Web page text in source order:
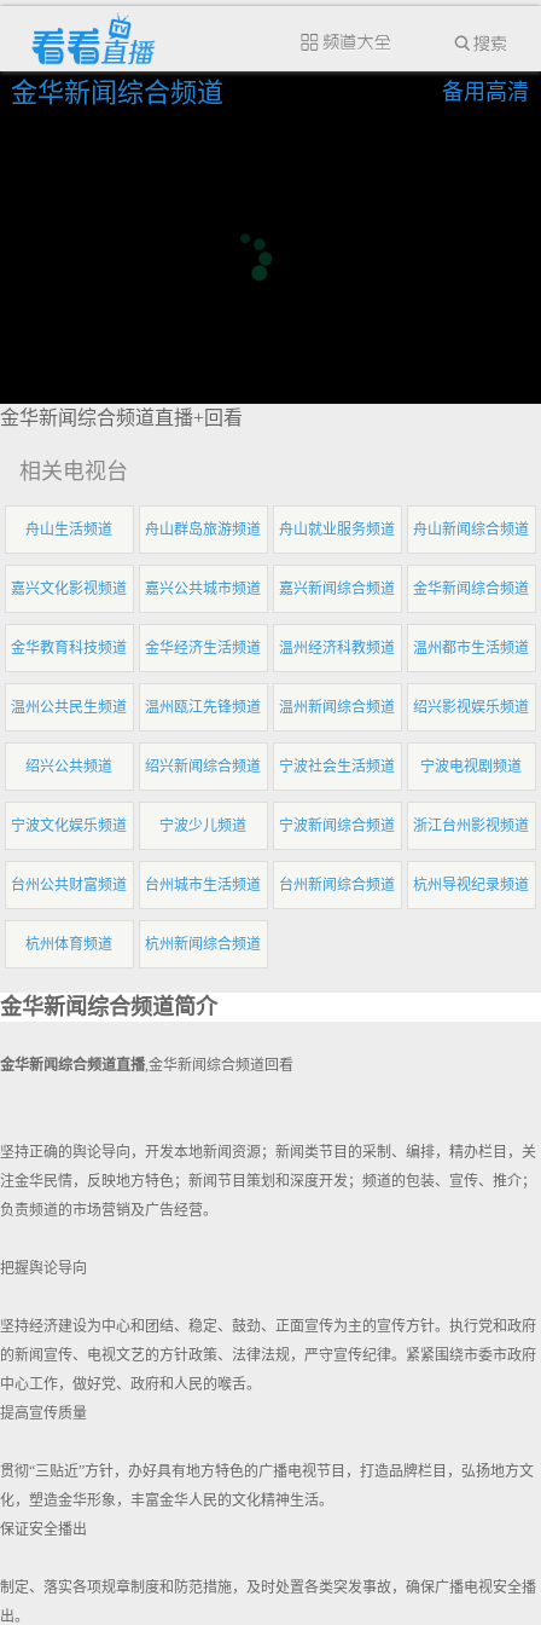
金华新闻综合频道 备用高清
金华新闻综合频道直播+回看
相关电视台
舟山生活频道 舟山群岛旅游频道 舟山就业服务频道 舟山新闻综合频道
嘉兴文化影视频道 嘉兴公共城市频道 嘉兴新闻综合频道 金华新闻综合频道
金华教育科技频道 金华经济生活频道 温州经济科教频道 温州都市生活频道
温州公共民生频道 温州瓯江先锋频道 温州新闻综合频道 绍兴影视娱乐频道
绍兴公共频道 绍兴新闻综合频道 宁波社会生活频道 宁波电视剧频道
宁波文化娱乐频道 宁波少儿频道 宁波新闻综合频道 浙江台州影视频道
台州公共财富频道 台州城市生活频道 台州新闻综合频道 杭州导视纪录频道
杭州体育频道 杭州新闻综合频道
金华新闻综合频道简介
金华新闻综合频道直播,金华新闻综合频道回看
坚持正确的舆论导向，开发本地新闻资源；新闻类节目的采制、编排，精办栏目，关
注金华民情，反映地方特色；新闻节目策划和深度开发；频道的包装、宣传、推介；
负责频道的市场营销及广告经营。
把握舆论导向
坚持经济建设为中心和团结、稳定、鼓劲、正面宣传为主的宣传方针。执行党和政府
的新闻宣传、电视文艺的方针政策、法律法规，严守宣传纪律。紧紧围绕市委市政府
中心工作，做好党、政府和人民的喉舌。
提高宣传质量
贯彻“三贴近”方针，办好具有地方特色的广播电视节目，打造品牌栏目，弘扬地方文
化，塑造金华形象，丰富金华人民的文化精神生活。
保证安全播出
制定、落实各项规章制度和防范措施，及时处置各类突发事故，确保广播电视安全播
出。